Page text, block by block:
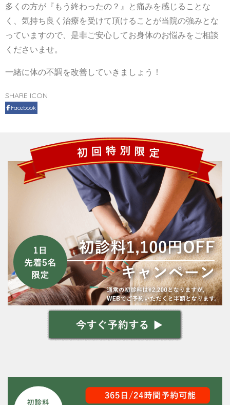
多くの方が『もう終わったの？』と痛みを感じることな
く、気持ち良く治療を受けて頂けることが当院の強みとな
っていますので、是非ご安心してお身体のお悩みをご相談
くださいませ。
一緒に体の不調を改善していきましょう！
SHARE ICON
Facebook